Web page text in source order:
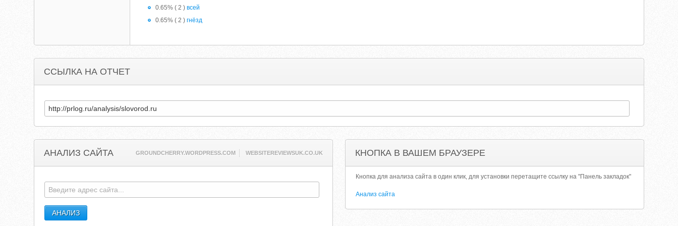
0.65% ( 2 )всей
0.65% ( 2 )гнёзд
ССЫЛКА НА ОТЧЕТ
АНАЛИЗ САЙТА GROUNDCHERRY.WORDPRESS.COM WEBSITEREVIEWSUK.CO.UK КНОПКА В ВАШЕМ БРАУЗЕРЕ
Кнопка для анализа сайта в один клик, для установки перетащите ссылку на "Панель закладок"
Анализ сайта